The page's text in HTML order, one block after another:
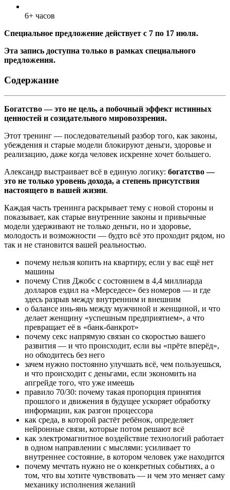
6+ часов
Специальное предложение действует с 7 по 17 июля.
Эта запись доступна только в рамках специального
предложения.
Содержание
Богатство — это не цель, а побочный эффект истинных
ценностей и созидательного мировоззрения.
Этот тренинг — последовательный разбор того, как законы,
убеждения и старые модели блокируют деньги, здоровье и
реализацию, даже когда человек искренне хочет большего.
Александр выстраивает всё в единую логику: богатство —
это не только уровень дохода, а степень присутствия
настоящего в вашей жизни.
Каждая часть тренинга раскрывает тему с новой стороны и
показывает, как старые внутренние законы и привычные
модели удерживают не только деньги, но и здоровье,
молодость и возможности — будто всё это проходит рядом, но
так и не становится вашей реальностью.
почему нельзя копить на квартиру, если у вас ещё нет
машины
почему Стив Джобс с состоянием в 4,4 миллиарда
долларов ездил на «Мерседесе» без номеров — и где
здесь разрыв между внутренним и внешним
о балансе инь-янь между мужчиной и женщиной, и что
делает женщину «успешным предприятием», а что
превращает её в «банк-банкрот»
почему секс напрямую связан со скоростью вашего
развития — и что происходит, если вы «прёте вперёд»,
но обходитесь без него
зачем нужно постоянно улучшать всё, чем пользуешься,
и что происходит с деньгами, если экономить на
апгрейде того, что уже имеешь
правило 70/30: почему такая пропорция принятия
прошлого и движения в будущее ускоряет обработку
информации, как разгон процессора
как среда, в которой растёт ребёнок, определяет
нейронные связи, которые потом решают всё
как электромагнитное воздействие технологий работает
в одном направлении с мыслями: усиливает то
внутреннее состояние, в котором человек уже находится
почему мечтать нужно не о конкретных событиях, а о
том, что вы хотите чувствовать — и чем это меняет саму
механику исполнения желаний